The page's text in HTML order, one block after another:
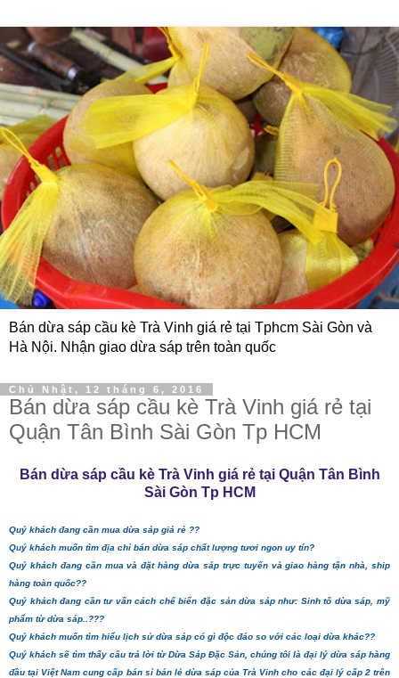
Bán dừa sáp cầu kè Trà Vinh giá rẻ tại Tphcm Sài Gòn và
Hà Nội. Nhận giao dừa sáp trên toàn quốc
Chủ Nhật, 12 tháng 6, 2016
Bán dừa sáp cầu kè Trà Vinh giá rẻ tại
Quận Tân Bình Sài Gòn Tp HCM
Bán dừa sáp cầu kè Trà Vinh giá rẻ tại Quận Tân Bình
Sài Gòn Tp HCM
Quý khách đang cần mua dừa sáp giá rẻ ??
Quý khách muốn tìm địa chỉ bán dừa sáp chất lượng tươi ngon uy tín?
Quý khách đang cần mua và đặt hàng dừa sáp trực tuyến và giao hàng tận nhà, ship
hàng toàn quốc??
Quý khách đang cần tư vấncách chế biến đặc sản dừa sápnhư: Sinh tố dừa sáp, mỹ
phẩm từ dừa sáp..???
Quý khách muốn tìm hiểu lịch sử dừa sáp có gì độc đáo so với các loại dừa khác??
Quý khách sẽ tìm thấy câu trả lời từDừa Sáp Đặc Sản , chúng tôi là đại lý dừa sáp hàng
đầu tại Việt Nam cung cấp bán sỉ bán lẻ dừa sáp của Trà Vinh cho các đại lý cấp 2 trên